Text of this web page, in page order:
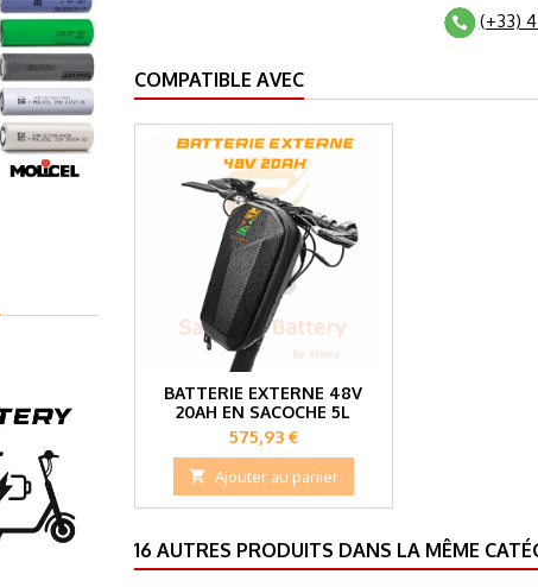
(+33)
COMPATIBLE AVEC
BATTERIE EXTERNE 48V
20AH EN SACOCHE 5L
Prix
575,93 €
 Ajouter au panier
16 AUTRES PRODUITS DANS LA MÊME